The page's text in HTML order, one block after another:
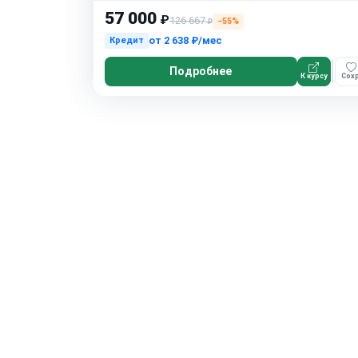
57 000 ₽126 667₽
−55%
Кредит
от 2 638 ₽/мес
Подробнее К курсу